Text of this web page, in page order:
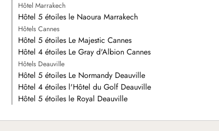
Hôtel Marrakech
Hôtel 5 étoiles le Naoura Marrakech
Hôtels Cannes
Hôtel 5 étoiles Le Majestic Cannes
Hôtel 4 étoiles Le Gray d'Albion Cannes
Hôtels Deauville
Hôtel 5 étoiles Le Normandy Deauville
Hôtel 4 étoiles l'Hôtel du Golf Deauville
Hôtel 5 étoiles le Royal Deauville